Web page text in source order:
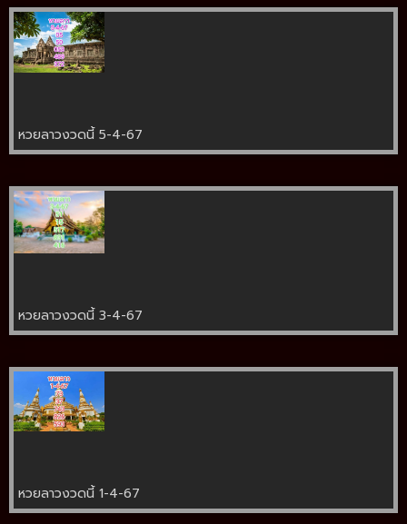
หวยลาวงวดนี้ 5-4-67
หวยลาวงวดนี้ 3-4-67
หวยลาวงวดนี้ 1-4-67